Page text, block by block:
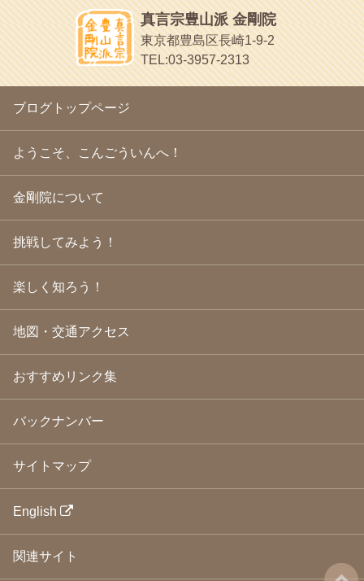
2010年4月(25)
2010年3月(22)
2010年2月
(23)
2010年1月(23)
2009年12月(18)
2009年10月(20)
2009年9月(20)
2009年8月 (18)
2009年7月
(21)
2009年6月(22)
2009年5月(20)
2009年2月(19)
2009年1月(25)
2008年12月 (22)
2008年9月(24)
2008年8月(24)
2008年7月
(23)
2008年6月(23)
2008年5月(21)
2008年4月(22)
2008年1月 (23)
2007年12月(26)
2007年11月
2007年10月
2007年9月(23)
2007年8月
放言じゃなくて和尚さんの名前だよ
面白いサイトみつけたよ。
ヘェ～という感じ
chocolab.Air♪DIALY
ラブラドールのワンちゃんがかわいいよ
真言宗豊山派 金剛院
東京都豊島区長崎1-9-2
TEL:03-3957-2313
ブログトップページ
ようこそ、こんごういんへ！
金剛院について
挑戦してみよう！
楽しく知ろう！
地図・交通アクセス
おすすめリンク集
バックナンバー
サイトマップ
English
関連サイト